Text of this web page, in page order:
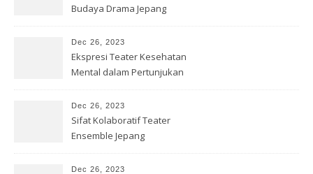
Budaya Drama Jepang
Dec 26, 2023
Ekspresi Teater Kesehatan
Mental dalam Pertunjukan
Dec 26, 2023
Sifat Kolaboratif Teater
Ensemble Jepang
Dec 26, 2023